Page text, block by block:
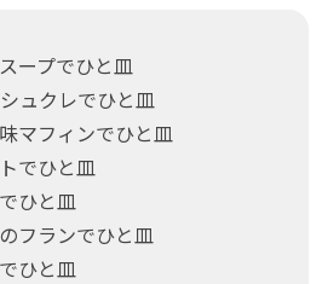
ープでひと皿
ュクレでひと皿
マフィンでひと皿
でひと皿
ひと皿
フランでひと皿
ひと皿